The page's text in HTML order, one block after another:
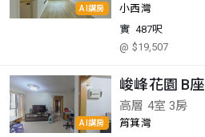
AI講房
小西灣
實 487呎
@ $19,507
AI講房
峻峰花園 B座
高層 4室 3房
筲箕灣